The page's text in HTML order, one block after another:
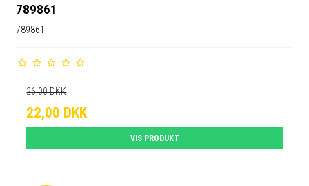
789861
789861
26,00 DKK
22,00 DKK
VIS PRODUKT